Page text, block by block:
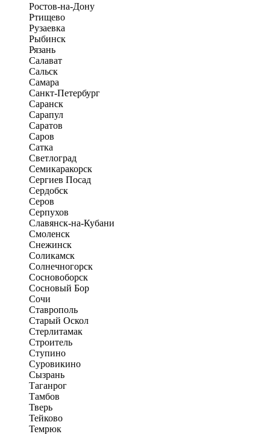
Ростов-на-Дону
Ртищево
Рузаевка
Рыбинск
Рязань
Салават
Сальск
Самара
Санкт-Петербург
Саранск
Сарапул
Саратов
Саров
Сатка
Светлоград
Семикаракорск
Сергиев Посад
Сердобск
Серов
Серпухов
Славянск-на-Кубани
Смоленск
Снежинск
Соликамск
Солнечногорск
Сосновоборск
Сосновый Бор
Сочи
Ставрополь
Старый Оскол
Стерлитамак
Строитель
Ступино
Суровикино
Сызрань
Таганрог
Тамбов
Тверь
Тейково
Темрюк